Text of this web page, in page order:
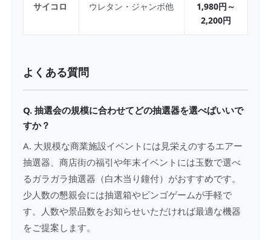
サイコロ ウレタン・ジャンボ他
1,980円～
2,200円
よくある質問
Q. 抽選会の規模に合わせてどの抽選器を選べばいいで
すか？
A. 大規模な商業施設イベントには見栄えのするエアー
抽選器、商店街の福引や年末イベントには玉数で選べ
るガラガラ抽選器（白木当り鐘付）がおすすめです。
少人数の懇親会には抽選箱やビンゴゲームが手軽で
す。人数や景品数をお知らせいただければ最適な機器
をご提案します。